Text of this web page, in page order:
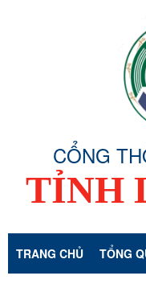
CỔNG
TỈNH
TRANG CHỦ TỔNG